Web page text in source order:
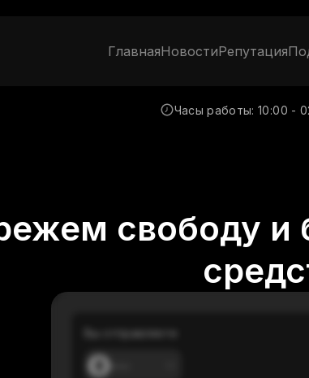
ГлавнаяНовостиРепутация
Часы работы: 10:00 -
свободу и
Вы отправляете